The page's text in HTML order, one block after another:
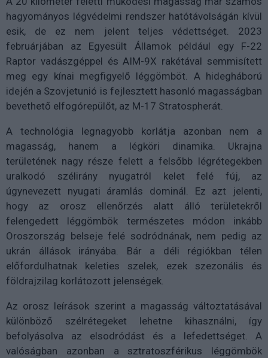
hagyományos légvédelmi rendszer hatótávolságán kívül
esik, de ez nem jelent teljes védettséget. 2023
februárjában az Egyesült Államok például egy F-22
Raptor vadászgéppel és AIM-9X rakétával semmisített
meg egy kínai megfigyelő léggömböt. A hidegháború
idején a Szovjetunió is fejlesztett hasonló magasságban
bevethető elfogórepülőt, az M-17 Stratospherát.
A technológia legnagyobb korlátja azonban nem a
magasság, hanem a légköri dinamika. Ukrajna
területének nagy része felett a felsőbb légrétegekben
uralkodó szélirány nyugatról kelet felé fúj, az
úgynevezett nyugati áramlás dominál. Ez azt jelenti,
hogy az orosz ellenőrzés alatt álló területekről
felengedett léggömbök természetes módon inkább
Oroszország belseje felé sodródnának, nem pedig az
ukrán állások irányába. Bár a déli régiókban télen
előfordulhatnak keleties szelek, ezek szezonális és
földrajzilag korlátozott jelenségek.
Az orosz leírások szerint a magasság változtatásával
különböző szélrétegeket lehetne kihasználni, így
befolyásolva az elsodródást és a lefedettséget. A
valóságban azonban a sztratoszférikus léggömbök